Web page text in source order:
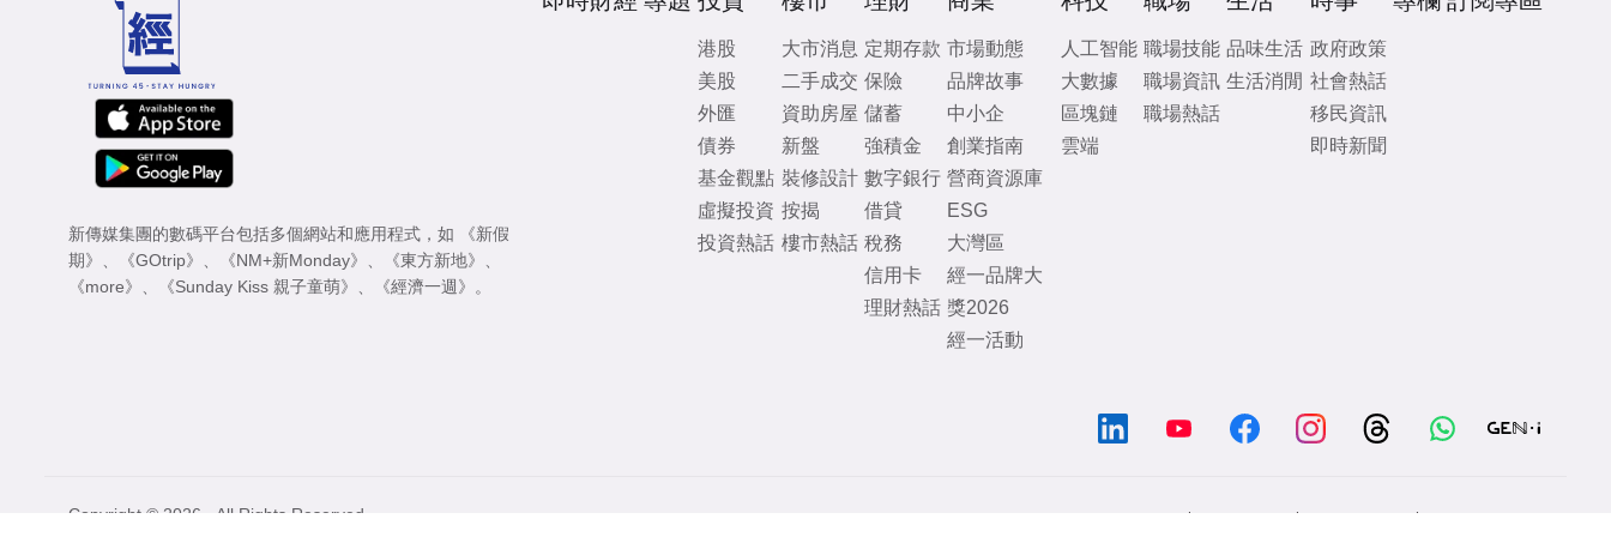
新傳媒集團的數碼平台包括多個網站和應用程式，如
《新假
期》 、 《GOtrip》 、 《NM+新Monday》 、 《東方新地》 、
《more》 、 《Sunday Kiss 親子童萌》 、 《經濟一週》 。
港股
美股
外匯
債券
基金觀點
虛擬投資
投資熱話
大市消息
二手成交
資助房屋
新盤
裝修設計
按揭
樓市熱話
定期存款
保險
儲蓄
強積金
數字銀行
借貸
稅務
信用卡
理財熱話
市場動態
品牌故事
中小企
創業指南
營商資源庫
ESG
大灣區
經一品牌大
獎2026
經一活動
人工智能
大數據
區塊鏈
雲端
職場技能
職場資訊
職場熱話
品味生活
生活消閒
政府政策
社會熱話
移民資訊
即時新聞
/ / /
Copyright © 2026 - All Rights Reserved